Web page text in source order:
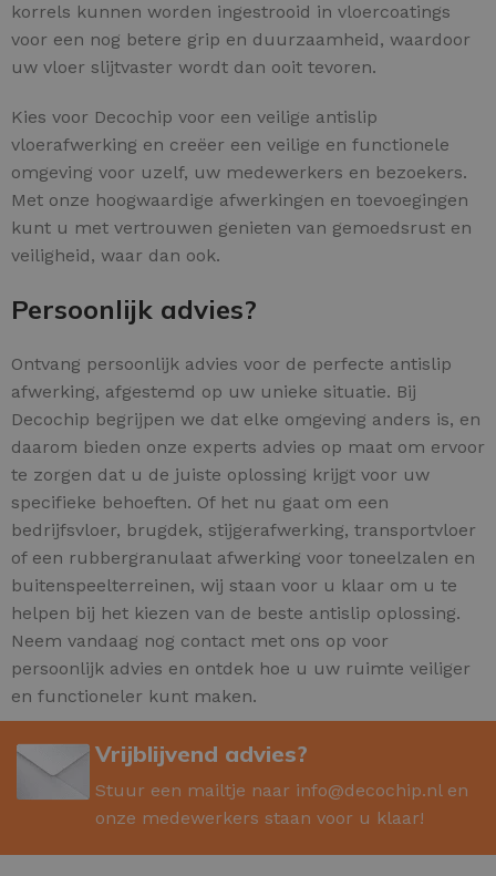
korrels kunnen worden ingestrooid in vloercoatings
voor een nog betere grip en duurzaamheid, waardoor
uw vloer slijtvaster wordt dan ooit tevoren.
Kies voor Decochip voor een veilige antislip
vloerafwerking en creëer een veilige en functionele
omgeving voor uzelf, uw medewerkers en bezoekers.
Met onze hoogwaardige afwerkingen en toevoegingen
kunt u met vertrouwen genieten van gemoedsrust en
veiligheid, waar dan ook.
Persoonlijk advies?
Ontvang persoonlijk advies voor de perfecte antislip
afwerking, afgestemd op uw unieke situatie. Bij
Decochip begrijpen we dat elke omgeving anders is, en
daarom bieden onze experts advies op maat om ervoor
te zorgen dat u de juiste oplossing krijgt voor uw
specifieke behoeften. Of het nu gaat om een
bedrijfsvloer, brugdek, stijgerafwerking, transportvloer
of een rubbergranulaat afwerking voor toneelzalen en
buitenspeelterreinen, wij staan voor u klaar om u te
helpen bij het kiezen van de beste antislip oplossing.
Neem vandaag nog contact met ons op voor
persoonlijk advies en ontdek hoe u uw ruimte veiliger
en functioneler kunt maken.
Vrijblijvend advies?
Stuur een mailtje naar info@decochip.nlen
onze medewerkers staan voor u klaar!